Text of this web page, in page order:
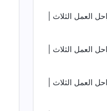
العمل الثلاث |
العمل الثلاث |
العمل الثلاث |